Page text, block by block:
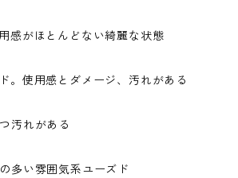
感がほとんどない綺麗な状態
。使用感とダメージ、汚れがある
汚れがある
多い雰囲気系ユーズド